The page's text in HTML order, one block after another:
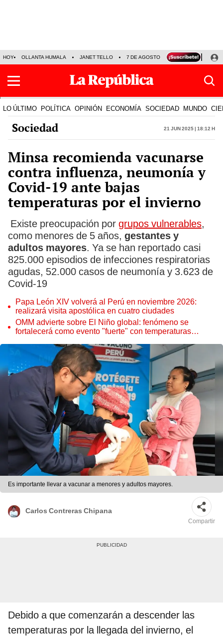
HOY OLLANTA HUMALA JANET TELLO 7 DE AGOSTO TINKA RESULTADOS
LO ÚLTIMO POLÍTICA OPINIÓN ECONOMÍA SOCIEDAD MUNDO
Sociedad 21 Jun 2025 | 18:12 h
Minsa recomienda vacunarse
contra influenza, neumonía y
Covid-19 ante bajas
temperaturas por el invierno
Existe preocupación por grupos vulnerables,
como menores de 5 años, gestantes y
adultos mayores. Ya se han reportado casi
825.000 episodios de infecciones respiratorias
agudas, 52.000 casos de neumonía y 3.623 de
Covid-19
Papa León XIV volverá al Perú en noviembre 2026:
realizará visita apostólica en cuatro ciudades
OMM advierte sobre El Niño global: fenómeno se
fortalecerá como evento "fuerte" con temperaturas
Es importante llevar a vacunar a menores y adultos mayores.
Carlos Contreras Chipana
Compartir
Debido a que comenzarán a descender las
temperaturas por la llegada del invierno, el